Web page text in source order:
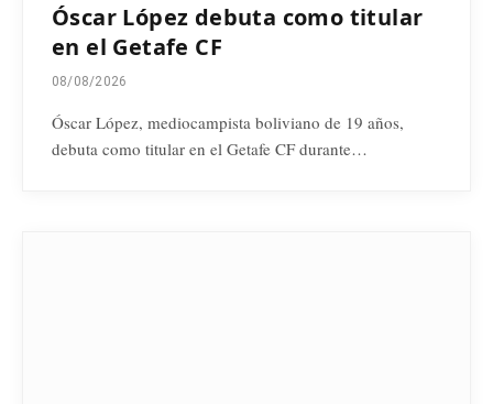
Óscar López debuta como titular
en el Getafe CF
08/08/2026
Óscar López, mediocampista boliviano de 19 años,
debuta como titular en el Getafe CF durante…